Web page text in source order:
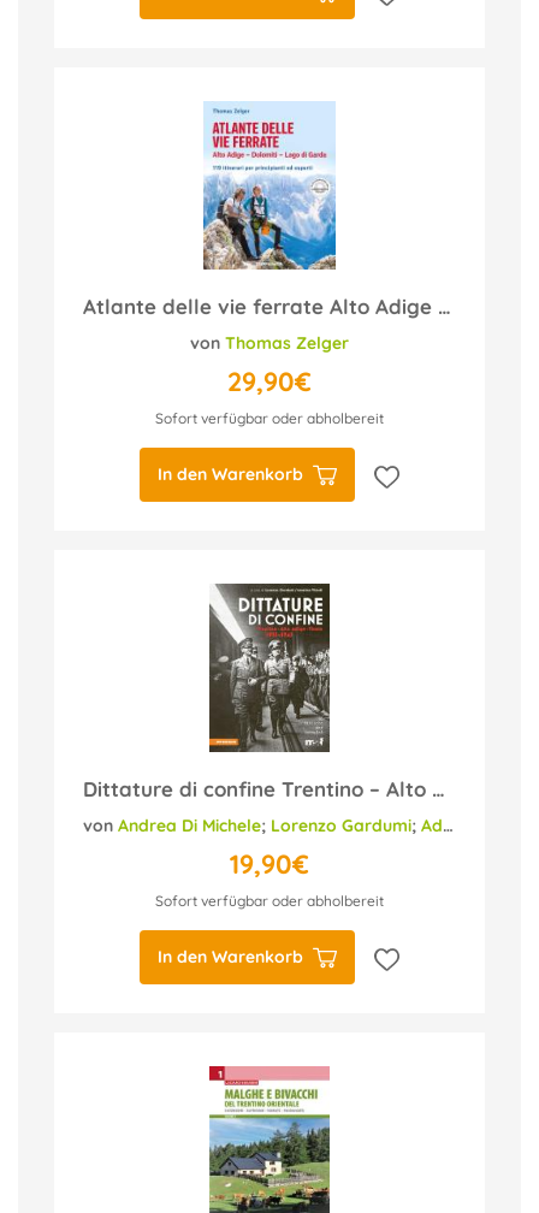
Atlante delle vie ferrate Alto Adige – Dolomiti – Lago di Garda
von Thomas Zelger
29,90€
Sofort verfügbar oder abholbereit
In den Warenkorb
Dittature di confine Trentino – Alto Adige – Tirolo
von Andrea Di Michele; Lorenzo Gardumi; Adina Guarnieri
19,90€
Sofort verfügbar oder abholbereit
In den Warenkorb